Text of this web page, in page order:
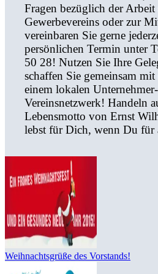
Fragen bezüglich der Arbeit
Gewerbevereins oder zur
vereinbaren Sie gerne
persönlichen Termin unter
50 28! Nutzen Sie Ihre
schaffen Sie gemeinsam
einem lokalen
Vereinsnetzwerk! Handeln
Lebensmotto von Ernst
lebst für Dich, wenn Du für
Weihnachtsgrüße des Vorstands!